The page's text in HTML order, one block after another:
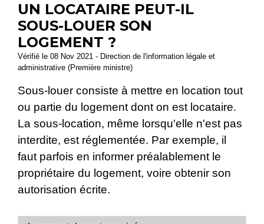
UN LOCATAIRE PEUT-IL
SOUS-LOUER SON
LOGEMENT ?
Vérifié le 08 Nov 2021 - Direction de l'information légale et
administrative (Première ministre)
Sous-louer consiste à mettre en location tout
ou partie du logement dont on est locataire.
La sous-location, même lorsqu'elle n'est pas
interdite, est réglementée. Par exemple, il
faut parfois en informer préalablement le
propriétaire du logement, voire obtenir son
autorisation écrite.